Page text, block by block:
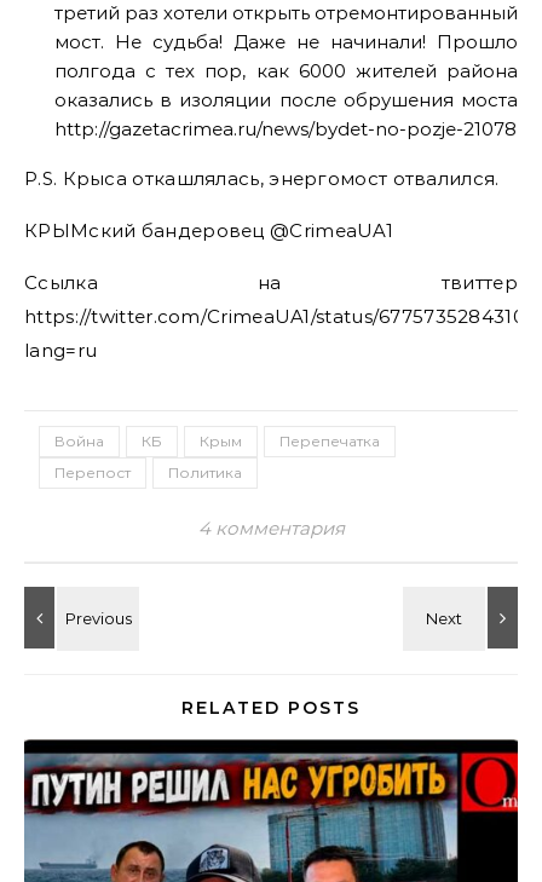
третий раз хотели открыть отремонтированный
мост. Не судьба! Даже не начинали! Прошло
полгода с тех пор, как 6000 жителей района
оказались в изоляции после обрушения моста
http://gazetacrimea.ru/news/bydet-no-pozje-21078
P.S. Крыса откашлялась, энергомост отвалился.
КРЫМский бандеровец @CrimeaUA1
Ссылка на твиттер
https://twitter.com/CrimeaUA1/status/
lang=ru
Война КБ Крым
Перепечатка
Перепост
Политика
4 комментария
RELATED POSTS